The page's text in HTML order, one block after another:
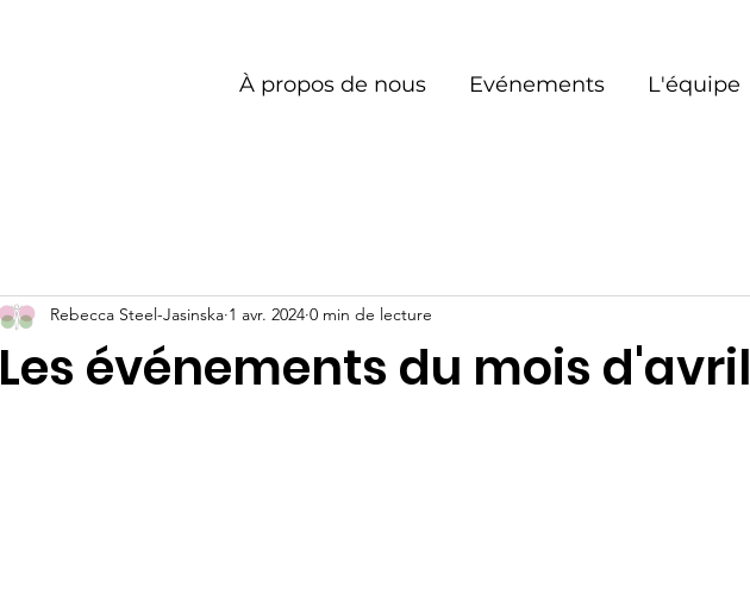
À propos de nous Evénements L'équipe
Les événements du mois d'avril
Rebecca Steel-Jasinska 1 avr. 2024 0 min de lecture